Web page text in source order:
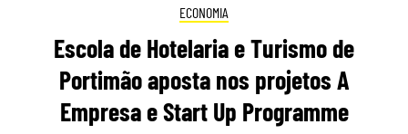
ECONOMIA
Escola de Hotelaria e Turismo de
Portimão aposta nos projetos A
Empresa e Start Up Programme